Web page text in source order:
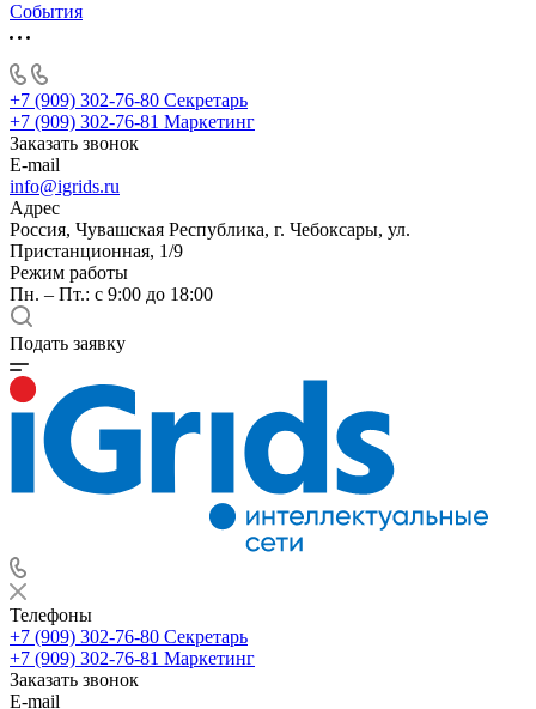
События
+7 (909) 302-76-80 Секретарь
+7 (909) 302-76-81 Маркетинг
Заказать звонок
E-mail
info@igrids.ru
Адрес
Россия, Чувашская Республика, г. Чебоксары, ул.
Пристанционная, 1/9
Режим работы
Пн. – Пт.: с 9:00 до 18:00
Подать заявку
Телефоны
+7 (909) 302-76-80 Секретарь
+7 (909) 302-76-81 Маркетинг
Заказать звонок
E-mail